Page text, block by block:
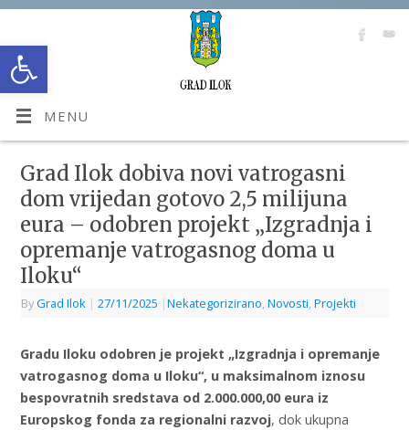
Open toolbar
MENU
Grad Ilok dobiva novi vatrogasni
dom vrijedan gotovo 2,5 milijuna
eura – odobren projekt „Izgradnja i
opremanje vatrogasnog doma u
Iloku“
ByGrad Ilok | 27/11/2025 |Nekategorizirano Novosti Projekti
Gradu Iloku odobren je projekt „Izgradnja i opremanje
vatrogasnog doma u Iloku“, u maksimalnom iznosu
bespovratnih sredstava od 2.000.000,00 eura iz
Europskog fonda za regionalni razvoj, dok ukupna